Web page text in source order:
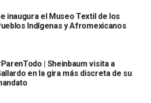
llegó a 51 contagios de coronavirus; los
FEDERAL
tiene 55 casos de Covid-19;
tres
inaugura el Museo Textil de los
Indígenas y Afromexicanos
| Sheinbaum visita a
en la gira más discreta de su